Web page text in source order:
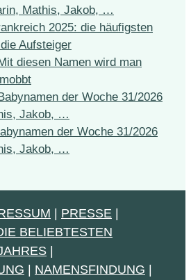
Mathis, Jakob, …
2025: die häufigsten
Aufsteiger
diesen Namen wird man
der Woche 31/2026
Jakob, …
der Woche 31/2026
Jakob, …
| PRESSE |
BELIEBTESTEN
|
| NAMENSFINDUNG |